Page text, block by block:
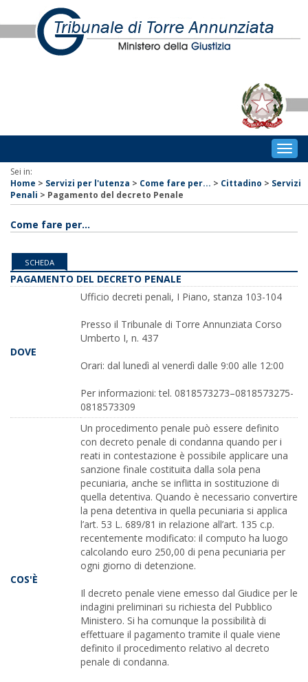
Sei in:
Home > Servizi per l'utenza > Come fare per... > Cittadino > Servizi
Penali > Pagamento del decreto Penale
Come fare per...
SCHEDA
PAGAMENTO DEL DECRETO PENALE
DOVE
Ufficio decreti penali, I Piano, stanza 103-104
Presso il Tribunale di Torre Annunziata Corso
Umberto I, n. 437
Orari: dal lunedì al venerdì dalle 9:00 alle 12:00
Per informazioni: tel. 0818573273–0818573275-
0818573309
COS'È
Un procedimento penale può essere definito
con decreto penale di condanna quando per i
reati in contestazione è possibile applicare una
sanzione finale costituita dalla sola pena
pecuniaria, anche se inflitta in sostituzione di
quella detentiva. Quando è necessario convertire
la pena detentiva in quella pecuniaria si applica
l’art. 53 L. 689/81 in relazione all’art. 135 c.p.
recentemente modificato: il computo ha luogo
calcolando euro 250,00 di pena pecuniaria per
ogni giorno di detenzione.
Il decreto penale viene emesso dal Giudice per le
indagini preliminari su richiesta del Pubblico
Ministero. Si ha comunque la possibilità di
effettuare il pagamento tramite il quale viene
definito il procedimento relativo al decreto
penale di condanna.